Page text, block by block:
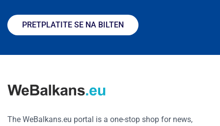
PRETPLATITE SE NA BILTEN
The WeBalkans.eu portal is a one-stop shop for news,